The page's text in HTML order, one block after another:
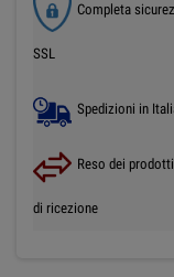
Completa
SSL
Spedizioni in
Reso dei
di ricezione